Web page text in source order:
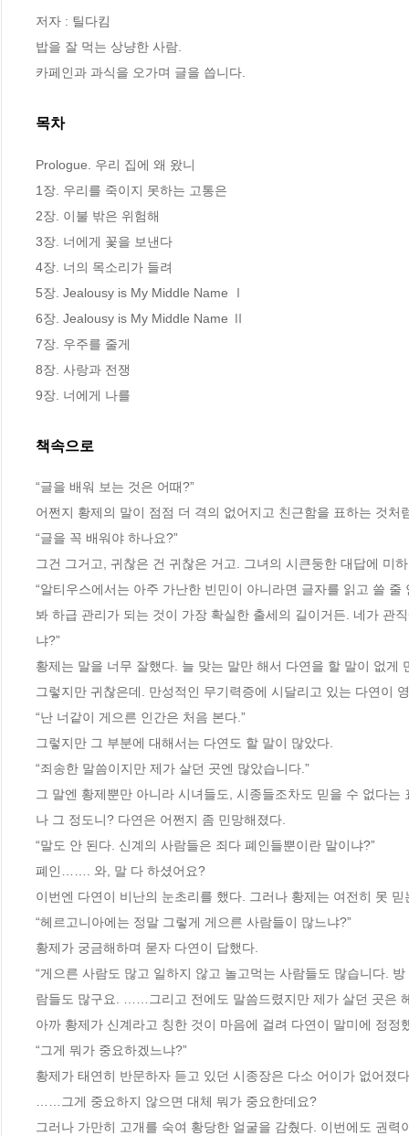
저자 : 틸다킴
밥을 잘 먹는 상냥한 사람.
카페인과 과식을 오가며 글을 씁니다.
목차
Prologue. 우리 집에 왜 왔니
1장. 우리를 죽이지 못하는 고통은
2장. 이불 밖은 위험해
3장. 너에게 꽃을 보낸다
4장. 너의 목소리가 들려
5장. Jealousy is My Middle Name Ⅰ
6장. Jealousy is My Middle Name Ⅱ
7장. 우주를 줄게
8장. 사랑과 전쟁
9장. 너에게 나를
책속으로
“글을 배워 보는 것은 어때?”
어쩐지 황제의 말이 점점 더 격의 없어지고 친근함을 표하는 것
“글을 꼭 배워야 하나요?”
그건 그거고, 귀찮은 건 귀찮은 거고. 그녀의 시큰둥한 대답에 미
“알티우스에서는 아주 가난한 빈민이 아니라면 글자를 읽고 쓸
봐 하급 관리가 되는 것이 가장 확실한 출세의 길이거든. 네가 관
냐?”
황제는 말을 너무 잘했다. 늘 맞는 말만 해서 다연을 할 말이 없게
그렇지만 귀찮은데. 만성적인 무기력증에 시달리고 있는 다연이
“난 너같이 게으른 인간은 처음 본다.”
그렇지만 그 부분에 대해서는 다연도 할 말이 많았다.
“죄송한 말씀이지만 제가 살던 곳엔 많았습니다.”
그 말엔 황제뿐만 아니라 시녀들도, 시종들조차도 믿을 수 없다는
나 그 정도니? 다연은 어쩐지 좀 민망해졌다.
“말도 안 된다. 신계의 사람들은 죄다 폐인들뿐이란 말이냐?”
폐인……. 와, 말 다 하셨어요?
이번엔 다연이 비난의 눈초리를 했다. 그러나 황제는 여전히 못 믿
“헤르고니아에는 정말 그렇게 게으른 사람들이 많느냐?”
황제가 궁금해하며 묻자 다연이 답했다.
“게으른 사람도 많고 일하지 않고 놀고먹는 사람들도 많습니다.
람들도 많구요. ……그리고 전에도 말씀드렸지만 제가 살던 곳은
아까 황제가 신계라고 칭한 것이 마음에 걸려 다연이 말미에 정정
“그게 뭐가 중요하겠느냐?”
황제가 태연히 반문하자 듣고 있던 시종장은 다소 어이가 없어졌
……그게 중요하지 않으면 대체 뭐가 중요한데요?
그러나 가만히 고개를 숙여 황당한 얼굴을 감췄다. 이번에도 권력